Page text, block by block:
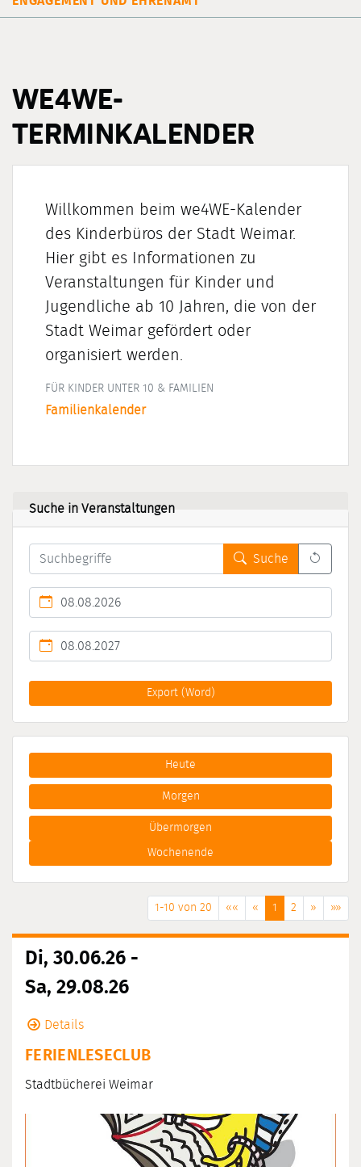
WE4WE-
TERMINKALENDER
Willkommen beim we4WE-Kalender
des Kinderbüros der Stadt Weimar.
Hier gibt es Informationen zu
Veranstaltungen für Kinder und
Jugendliche ab 10 Jahren, die von der
Stadt Weimar gefördert oder
organisiert werden.
FÜR KINDER UNTER 10 & FAMILIEN
Familienkalender
Suche in Veranstaltungen
Suche
Kalendertag
Kalendertag
Export (Word)
Heute
Morgen
Übermorgen
Wochenende
1-10 von 20 «« « 1 2 » »»
Di, 30.06.26 -
Sa, 29.08.26
Details
FERIENLESECLUB
Stadtbücherei Weimar